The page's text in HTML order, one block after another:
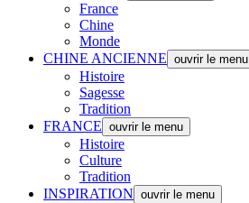
France
Chine
Monde
CHINE ANCIENNE ouvrir le menu
Histoire
Sagesse
Tradition
FRANCE ouvrir le menu
Histoire
Culture
Tradition
INSPIRATION ouvrir le menu